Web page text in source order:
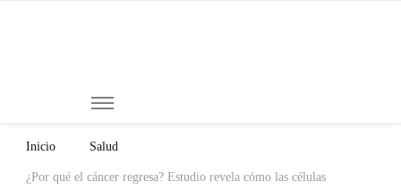
Inicio Salud
¿Por qué el cáncer regresa? Estudio revela cómo las células